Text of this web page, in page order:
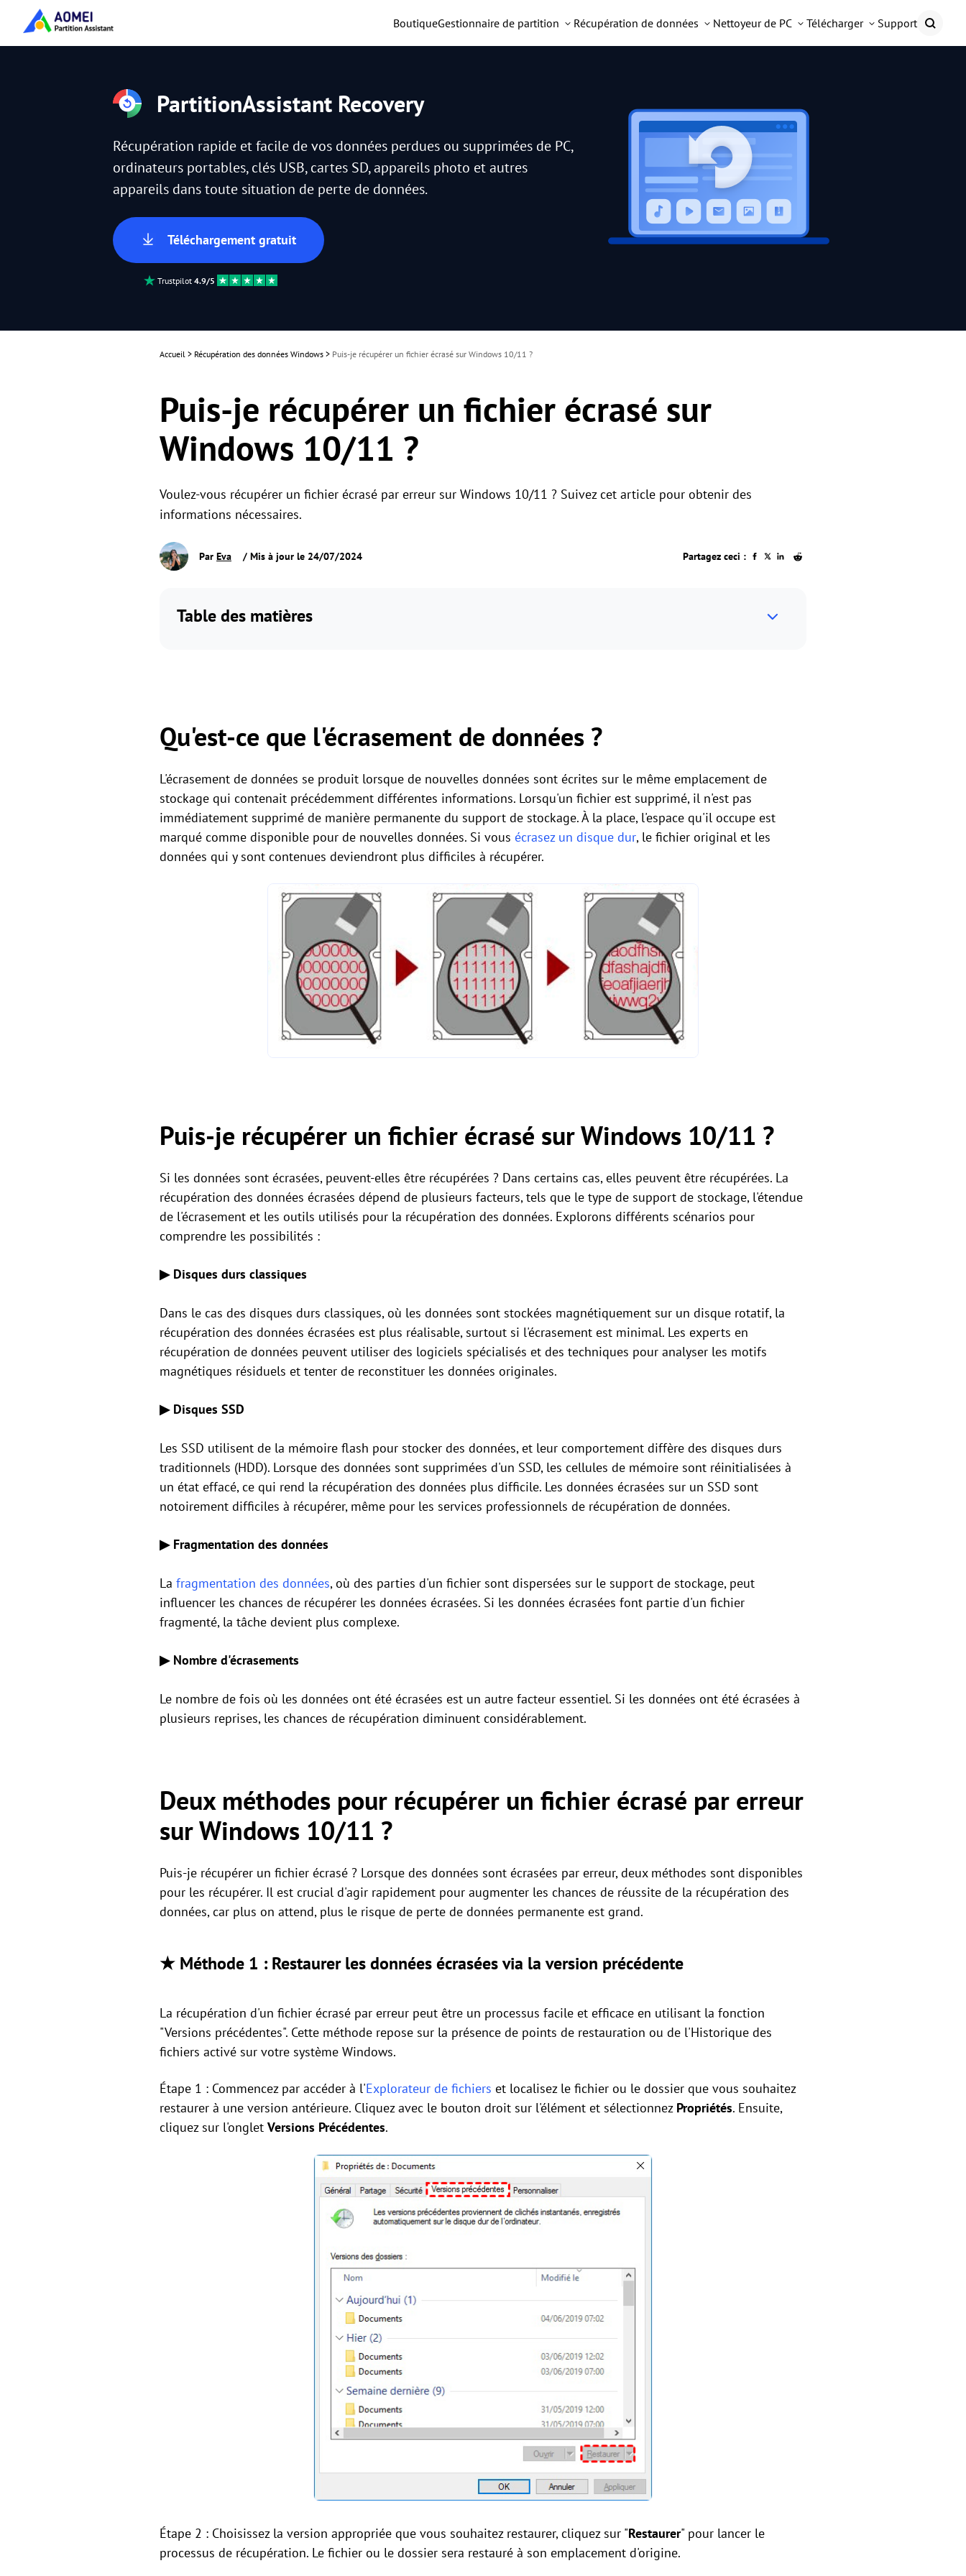
BoutiqueGestionnaire de partition Récupération de données Nettoyeur de PC Télécharger Support
PartitionAssistant Recovery
Récupération rapide et facile de vos données perdues ou supprimées de PC,
ordinateurs portables, clés USB, cartes SD, appareils photo et autres
appareils dans toute situation de perte de données.
Téléchargement gratuit
Trustpilot 4.9/5
Accueil > Récupération des données Windows > Puis-je récupérer un fichier écrasé sur Windows 10/11 ?
Puis-je récupérer un fichier écrasé sur
Windows 10/11 ?
Voulez-vous récupérer un fichier écrasé par erreur sur Windows 10/11 ? Suivez cet article pour obtenir des
informations nécessaires.
Par Eva / Mis à jour le 24/07/2024 Partagez ceci :
Table des matières
Qu'est-ce que l'écrasement de données ?
L'écrasement de données se produit lorsque de nouvelles données sont écrites sur le même emplacement de
stockage qui contenait précédemment différentes informations. Lorsqu'un fichier est supprimé, il n'est pas
immédiatement supprimé de manière permanente du support de stockage. À la place, l'espace qu'il occupe est
marqué comme disponible pour de nouvelles données. Si vous écrasez un disque dur, le fichier original et les
données qui y sont contenues deviendront plus difficiles à récupérer.
Puis-je récupérer un fichier écrasé sur Windows 10/11 ?
Si les données sont écrasées, peuvent-elles être récupérées ? Dans certains cas, elles peuvent être récupérées. La
récupération des données écrasées dépend de plusieurs facteurs, tels que le type de support de stockage, l'étendue
de l'écrasement et les outils utilisés pour la récupération des données. Explorons différents scénarios pour
comprendre les possibilités :
▶ Disques durs classiques
Dans le cas des disques durs classiques, où les données sont stockées magnétiquement sur un disque rotatif, la
récupération des données écrasées est plus réalisable, surtout si l'écrasement est minimal. Les experts en
récupération de données peuvent utiliser des logiciels spécialisés et des techniques pour analyser les motifs
magnétiques résiduels et tenter de reconstituer les données originales.
▶ Disques SSD
Les SSD utilisent de la mémoire flash pour stocker des données, et leur comportement diffère des disques durs
traditionnels (HDD). Lorsque des données sont supprimées d'un SSD, les cellules de mémoire sont réinitialisées à
un état effacé, ce qui rend la récupération des données plus difficile. Les données écrasées sur un SSD sont
notoirement difficiles à récupérer, même pour les services professionnels de récupération de données.
▶Fragmentation des données
La fragmentation des données, où des parties d'un fichier sont dispersées sur le support de stockage, peut
influencer les chances de récupérer les données écrasées. Si les données écrasées font partie d'un fichier
fragmenté, la tâche devient plus complexe.
▶ Nombre d'écrasements
Le nombre de fois où les données ont été écrasées est un autre facteur essentiel. Si les données ont été écrasées à
plusieurs reprises, les chances de récupération diminuent considérablement.
Deux méthodes pour récupérer un fichier écrasé par erreur
sur Windows 10/11 ?
Puis-je récupérer un fichier écrasé ? Lorsque des données sont écrasées par erreur, deux méthodes sont disponibles
pour les récupérer. Il est crucial d'agir rapidement pour augmenter les chances de réussite de la récupération des
données, car plus on attend, plus le risque de perte de données permanente est grand.
★ Méthode 1 : Restaurer les données écrasées via la version précédente
La récupération d'un fichier écrasé par erreur peut être un processus facile et efficace en utilisant la fonction
"Versions précédentes". Cette méthode repose sur la présence de points de restauration ou de l'Historique des
fichiers activé sur votre système Windows.
Étape 1 : Commencez par accéder à l'Explorateur de fichiers et localisez le fichier ou le dossier que vous souhaitez
restaurer à une version antérieure. Cliquez avec le bouton droit sur l'élément et sélectionnez Propriétés. Ensuite,
cliquez sur l'onglet Versions Précédentes.
Étape 2 : Choisissez la version appropriée que vous souhaitez restaurer, cliquez sur "Restaurer" pour lancer le
processus de récupération. Le fichier ou le dossier sera restauré à son emplacement d'origine.